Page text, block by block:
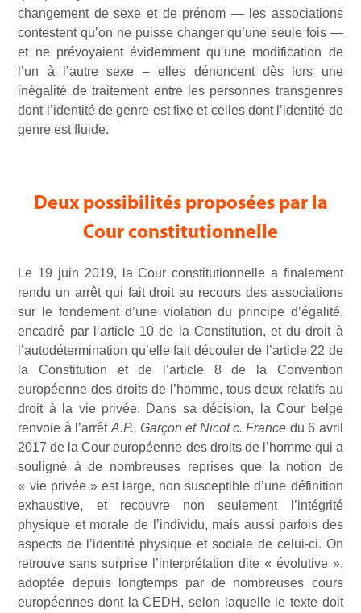
changement de sexe et de prénom — les associations
contestent qu’on ne puisse changer qu’une seule fois —
et ne prévoyaient évidemment qu’une modification de
l’un à l’autre sexe – elles dénoncent dès lors une
inégalité de traitement entre les personnes transgenres
dont l’identité de genre est fixe et celles dont l’identité de
genre est fluide.
Deux possibilités proposées par la
Cour constitutionnelle
Le 19 juin 2019, la Cour constitutionnelle a finalement
rendu un arrêt qui fait droit au recours des associations
sur le fondement d’une violation du principe d’égalité,
encadré par l’article 10 de la Constitution, et du droit à
l’autodétermination qu’elle fait découler de l’article 22 de
la Constitution et de l’article 8 de la Convention
européenne des droits de l’homme, tous deux relatifs au
droit à la vie privée. Dans sa décision, la Cour belge
renvoie à l’arrêt A.P., Garçon et Nicot c. France du 6 avril
2017 de la Cour européenne des droits de l’homme qui a
souligné à de nombreuses reprises que la notion de
« vie privée » est large, non susceptible d’une définition
exhaustive, et recouvre non seulement l’intégrité
physique et morale de l’individu, mais aussi parfois des
aspects de l’identité physique et sociale de celui-ci. On
retrouve sans surprise l’interprétation dite « évolutive »,
adoptée depuis longtemps par de nombreuses cours
européennes dont la CEDH, selon laquelle le texte doit